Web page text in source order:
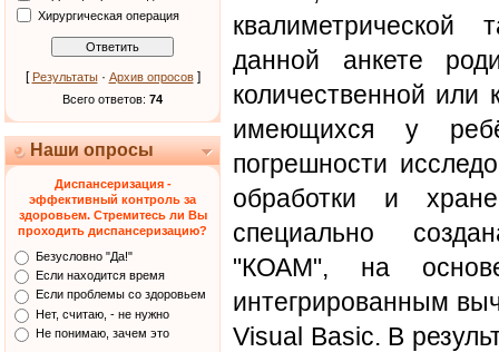
Хирургическая операция
[ Результаты· Архив опросов]
Всего ответов: 74
Наши опросы
Диспансеризация -
эффективный контроль за
здоровьем. Стремитесь ли Вы
проходить диспансеризацию?
Безусловно "Да!"
Если находится время
Если проблемы со здоровьем
Нет, считаю, - не нужно
Не понимаю, зачем это
данной анкете
количественной или
имеющихся у
погрешности
обработки и
специально
"КОАМ", на
интегрированным
Visual Basic. В